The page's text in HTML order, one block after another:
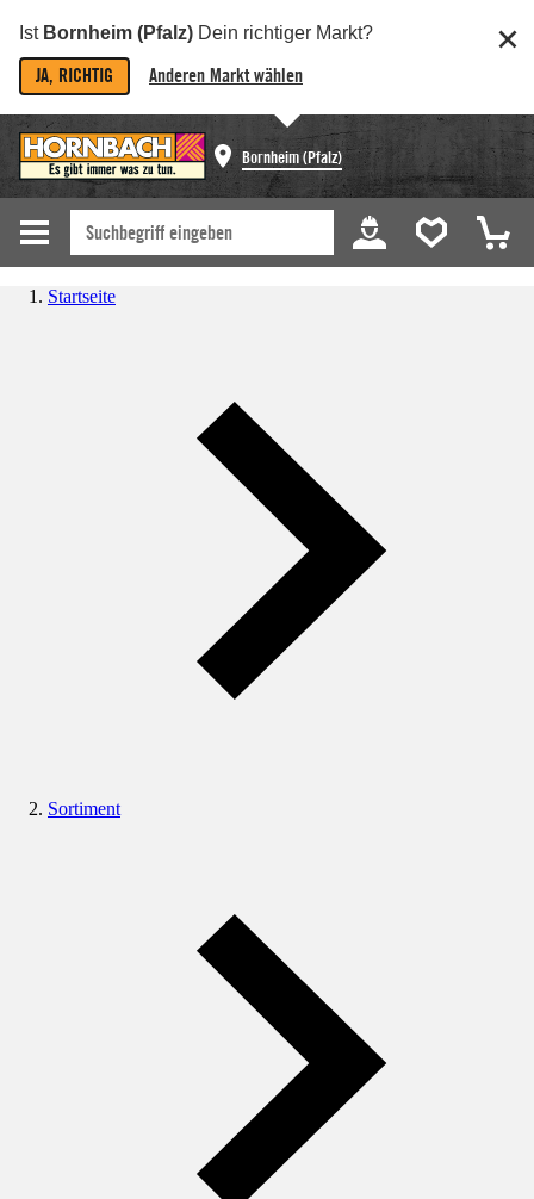
Ist Bornheim (Pfalz) Dein richtiger Markt?
JA, RICHTIG Anderen Markt wählen
Bornheim (Pfalz)
Startseite
Sortiment